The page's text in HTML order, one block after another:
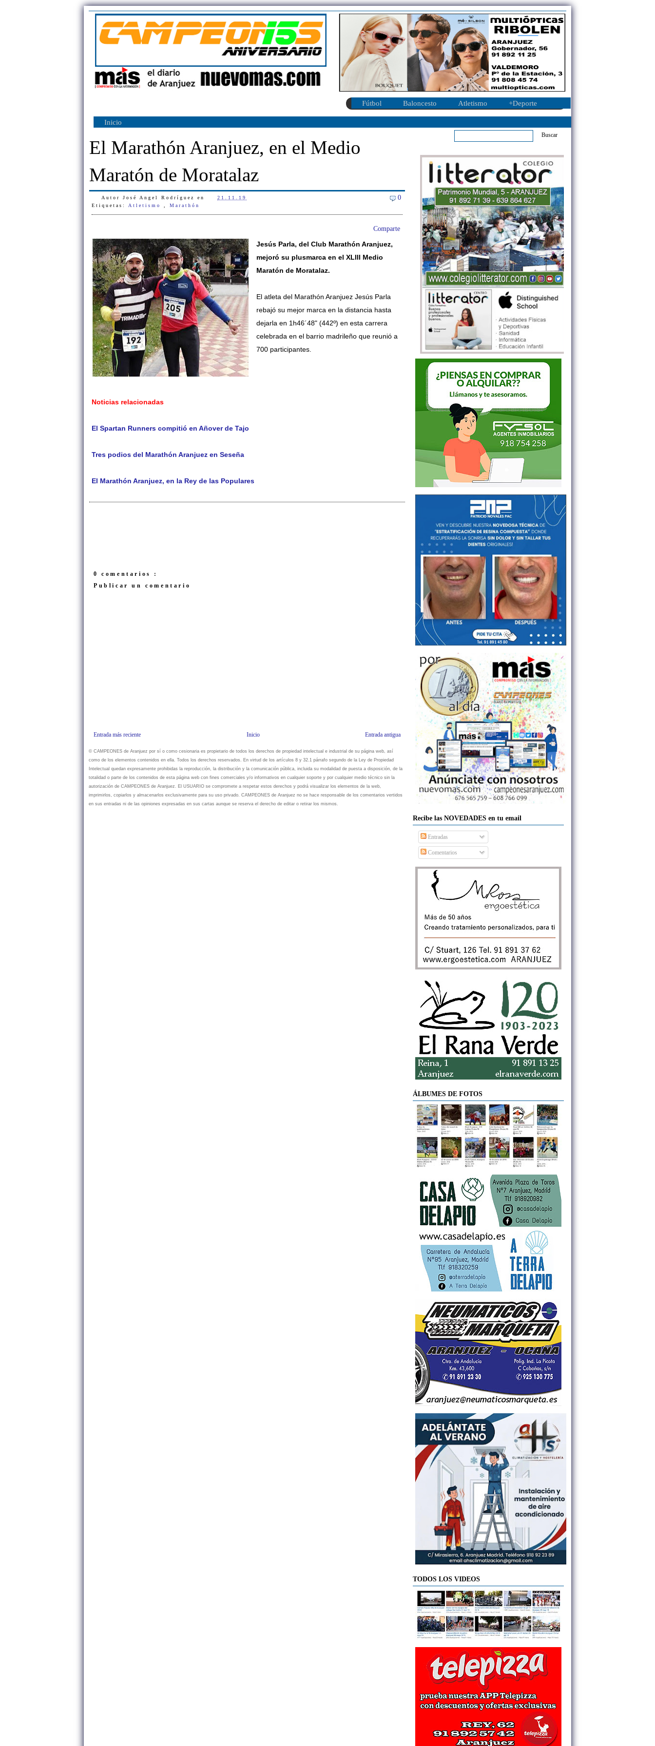
Fútbol Baloncesto Atletismo +Deporte
Inicio
El Marathón Aranjuez, en el Medio
Maratón de Moratalaz
Autor José Angel Rodríguez en 21.11.19 0
Etiquetas: Atletismo Marathón
Comparte
Jesús Parla, del Club Marathón Aranjuez,
mejoró su plusmarca en el XLIII Medio
Maratón de Moratalaz.
El atleta del Marathón Aranjuez Jesús Parla
rebajó su mejor marca en la distancia hasta
dejarla en 1h46´48" (442º) en esta carrera
celebrada en el barrio madrileño que reunió a
700 participantes.
Noticias relacionadas
El Spartan Runners compitió en Añover de Tajo
Tres podios del Marathón Aranjuez en Seseña
El Marathón Aranjuez, en la Rey de las Populares
0 comentarios :
Publicar un comentario
Entrada más reciente Entrada antigua
Inicio
© CAMPEONES de Aranjuez por sí o como cesionaria es propietario de todos los derechos de propiedad intelectual e industrial de su página web, así
como de los elementos contenidos en ella. Todos los derechos reservados. En virtud de los artículos 8 y 32.1 párrafo segundo de la Ley de Propiedad
Intelectual quedan expresamente prohibidas la reproducción, la distribución y la comunicación pública, incluida su modalidad de puesta a disposición, de la
totalidad o parte de los contenidos de esta página web con fines comerciales y/o informativos en cualquier soporte y por cualquier medio técnico sin la
autorización de CAMPEONES de Aranjuez. El USUARIO se compromete a respetar estos derechos y podrá visualizar los elementos de la web,
imprimirlos, copiarlos y almacenarlos exclusivamente para su uso privado. CAMPEONES de Aranjuez no se hace responsable de los comentarios vertidos
en sus entradas ni de las opiniones expresadas en sus cartas aunque se reserva el derecho de editar o retirar los mismos.
Recibe las NOVEDADES en tu email
Entradas
Comentarios
ÁLBUMES DE FOTOS
TODOS LOS VIDEOS